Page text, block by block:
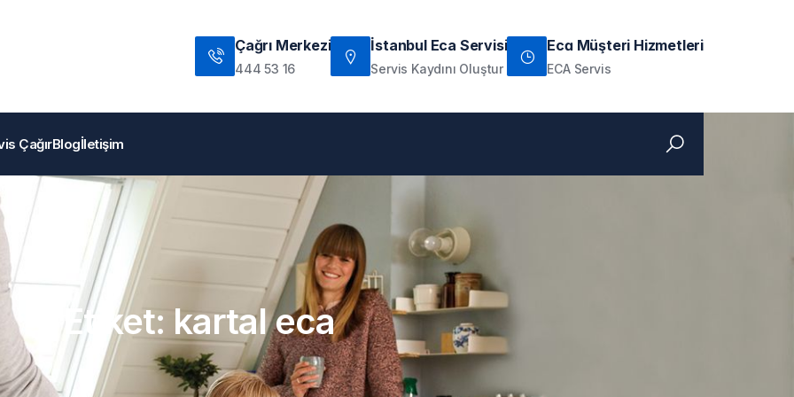
Çağrı Merkezi
444 53 16
İstanbul Eca Servisi
Servis Kaydını Oluştur
Ecɑ Müşteri Hizmetleri
ECA Servis
ÇağırBlogİletişim
Etiket: kartal eca